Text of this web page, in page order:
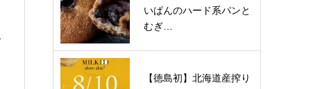
いぱんのハード系パンと
むぎ…
【徳島初】北海道産搾り